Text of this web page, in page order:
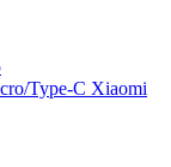
Type-C Xiaomi